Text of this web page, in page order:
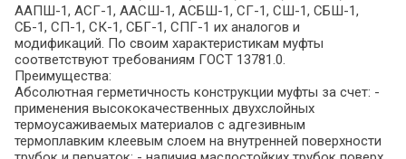
ААПШ-1, АСГ-1, ААСШ-1, АСБШ-1, СГ-1, СШ-1, СБШ-1,
СБ-1, СП-1, СК-1, СБГ-1, СПГ-1 их аналогов и
модификаций. По своим характеристикам муфты
соответствуют требованиям ГОСТ 13781.0.
Преимущества:
Абсолютная герметичность конструкции муфты за счет: -
применения высококачественных двухслойных
термоусаживаемых материалов с адгезивным
термоплавким клеевым слоем на внутренней поверхности